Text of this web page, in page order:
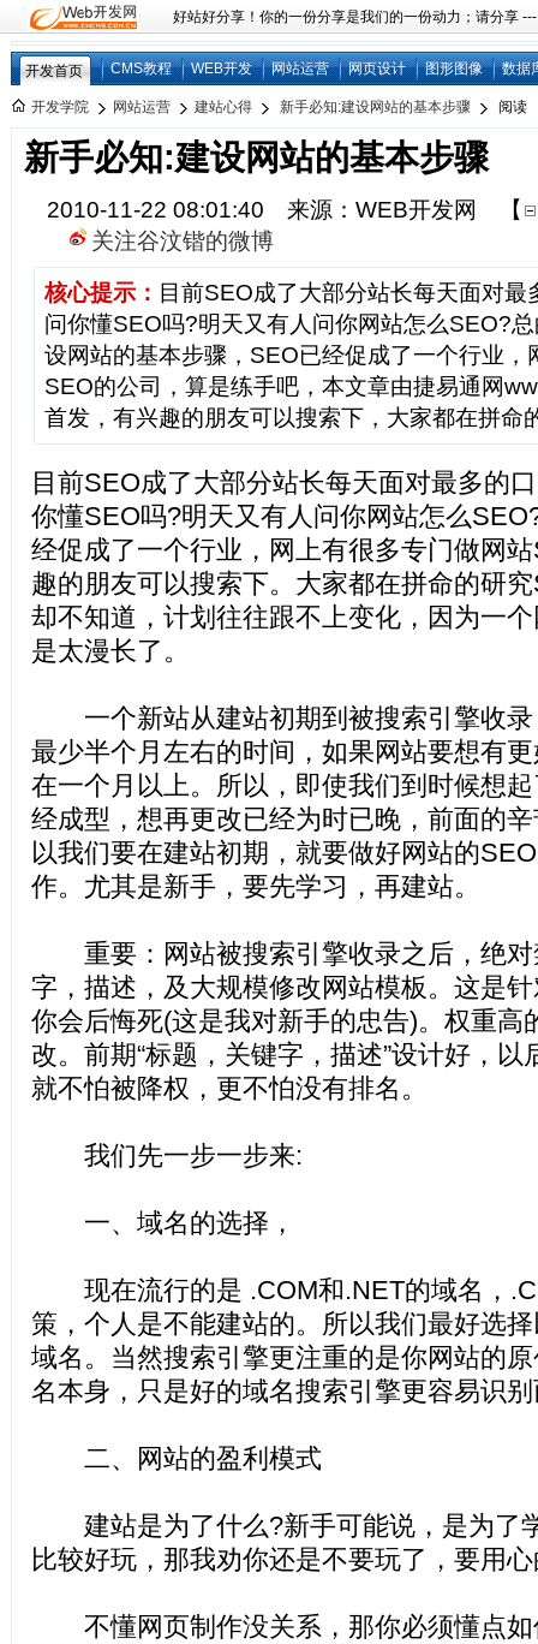
好站好分享！你的一份分享是我们的一份动力；请分享
开发首页 CMS教程 WEB开发 网站运营 网页设计 图形图像 数据
开发学院 网站运营 建站心得 新手必知:建设网站的基本步骤 阅读
新手必知:建设网站的基本步骤
2010-11-22 08:01:40 来源：WEB开发网
【
关注谷汶锴的微博
核心提示： 目前SEO成了大部分站长每天面对
问你懂SEO吗?明天又有人问你网站怎么SEO?
设网站的基本步骤，SEO已经促成了一个行业，
SEO的公司，算是练手吧，本文章由捷易通网
首发，有兴趣的朋友可以搜索下，大家都在拼命
目前SEO成了大部分站长每天面对最多的
你懂SEO吗?明天又有人问你网站怎么
经促成了一个行业，网上有很多专门做网
趣的朋友可以搜索下。大家都在拼命的研
却不知道，计划往往跟不上变化，因为一
是太漫长了。
一个新站从建站初期到被搜索引擎收录
最少半个月左右的时间，如果网站要想有
在一个月以上。所以，即使我们到时候想
经成型，想再更改已经为时已晚，前面的
以我们要在建站初期，就要做好网站的
作。尤其是新手，要先学习，再建站。
重要：网站被搜索引擎收录之后，绝对
字，描述，及大规模修改网站模板。这是
你会后悔死(这是我对新手的忠告)。权重高
改。前期“标题，关键字，描述”设计好，
就不怕被降权，更不怕没有排名。
我们先一步一步来:
一、域名的选择，
现在流行的是 .COM和.NET的域名，
策，个人是不能建站的。所以我们最好选
域名。当然搜索引擎更注重的是你网站的
名本身，只是好的域名搜索引擎更容易识
二、网站的盈利模式
建站是为了什么?新手可能说，是为了
比较好玩，那我劝你还是不要玩了，要用
不懂网页制作没关系，那你必须懂点如